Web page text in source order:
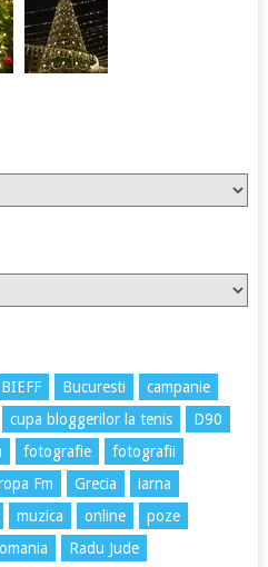
BIEFF Bucuresti
campanie
cupa bloggerilor la tenis
D90
fotografie
fotografii
Fm Grecia
iarna
muzica online
poze
Radu Jude